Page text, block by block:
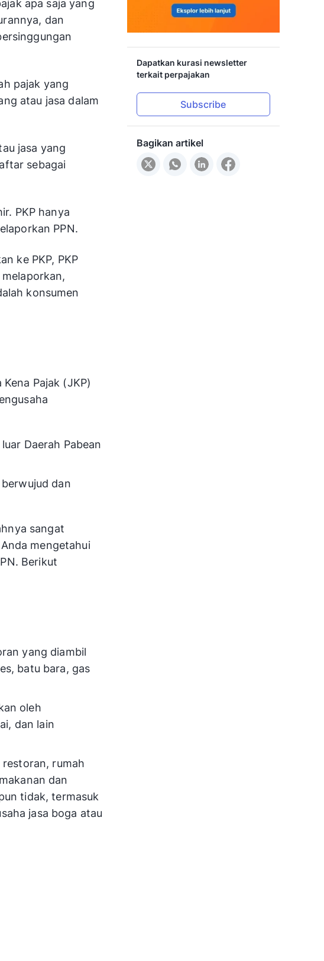
apa saja yang
dan
pajak yang
atau jasa dalam
jasa yang
sebagai
PKP hanya
PPN.
ke PKP, PKP
konsumen
Pajak (JKP)
Daerah Pabean
dan
sangat
mengetahui
Berikut
yang diambil
batu bara, gas
oleh
dan lain
rumah
dan
tidak, termasuk
jasa boga atau
Dapatkan kurasi newsletter
terkait perpajakan
Subscribe
Bagikan artikel